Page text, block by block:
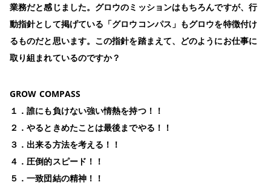
業務だと感じました。グロウのミッションはもちろんですが、行
動指針として掲げている「グロウコンパス」もグロウを特徴付け
るものだと思います。この指針を踏まえて、どのようにお仕事に
取り組まれているのですか？
GROW COMPASS
１．誰にも負けない強い情熱を持つ！！
２．やるときめたことは最後までやる！！
３．出来る方法を考える！！
４．圧倒的スピード！！
５．一致団結の精神！！